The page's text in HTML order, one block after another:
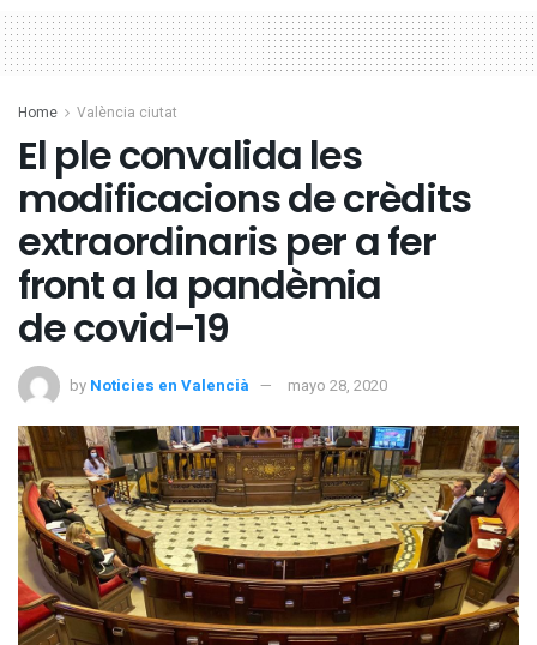
Home València ciutat
El ple convalida les
modificacions de crèdits
extraordinaris per a fer
front a la pandèmia
de covid-19
by Noticies en Valencià mayo 28, 2020